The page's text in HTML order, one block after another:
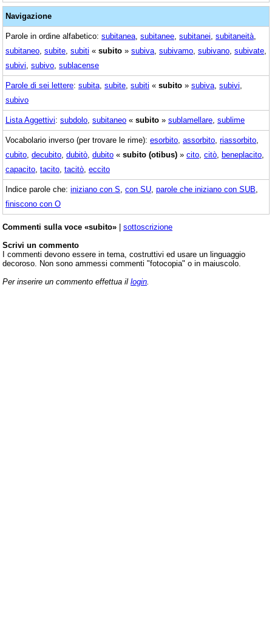
Navigazione
Parole in ordine alfabetico: subitanea subitanee subitanei subitaneità
subitaneo subite subiti « subito » subiva subivamo subivano subivate
subivi subivo sublacense
Parole di sei lettere: subita subite subiti « subito » subiva subivi
subivo
Lista Aggettivi: subdolo subitaneo « subito » sublamellare sublime
Vocabolario inverso (per trovare le rime): esorbito assorbito riassorbito
cubito decubito dubitò dubito « subito (otibus) » cito citò beneplacito
capacito tacito tacitò eccito
Indice parole che: iniziano con S con SU parole che iniziano con SUB
finiscono con O
Commenti sulla voce «subito» | sottoscrizione
Scrivi un commento
I commenti devono essere in tema, costruttivi ed usare un linguaggio
decoroso. Non sono ammessi commenti "fotocopia" o in maiuscolo.
Per inserire un commento effettua il login